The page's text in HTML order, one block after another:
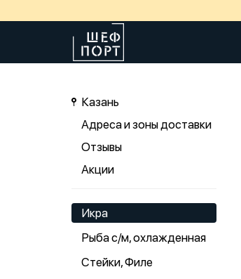
Казань
Адреса и зоны доставки
Отзывы
Акции
Икра
Рыба с/м, охлажденная
Стейки, Филе